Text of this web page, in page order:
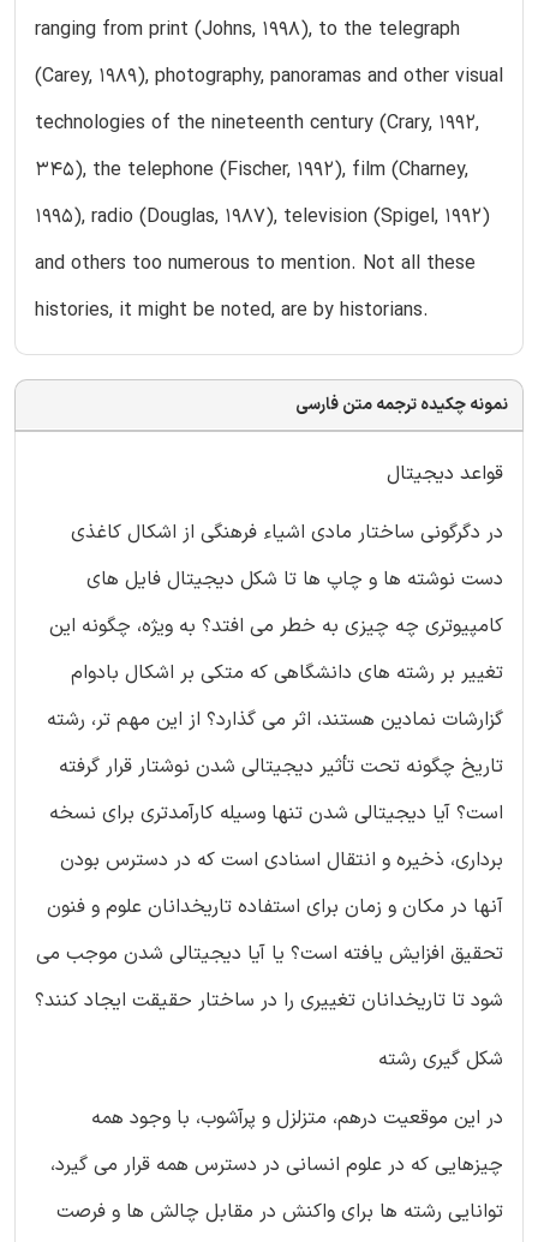
ranging from print (Johns, 1998), to the telegraph
(Carey, 1989), photography, panoramas and other visual
technologies of the nineteenth century (Crary, 1992,
345), the telephone (Fischer, 1992), film (Charney,
1995), radio (Douglas, 1987), television (Spigel, 1992)
and others too numerous to mention. Not all these
histories, it might be noted, are by historians.
نمونه چکیده ترجمه متن فارسی
قواعد دیجیتال
در دگرگونی ساختار مادی اشیاء فرهنگی از اشکال کاغذی
دست نوشته ها و چاپ ها تا شکل دیجیتال فایل های
کامپیوتری چه چیزی به خطر می افتد؟ به ویژه، چگونه این
تغییر بر رشته های دانشگاهی که متکی بر اشکال بادوام
گزارشات نمادین هستند، اثر می گذارد؟ از این مهم تر، رشته
تاریخ چگونه تحت تأثیر دیجیتالی شدن نوشتار قرار گرفته
است؟ آیا دیجیتالی شدن تنها وسیله کارآمدتری برای نسخه
برداری، ذخیره و انتقال اسنادی است که در دسترس بودن
آنها در مکان و زمان برای استفاده تاریخدانان علوم و فنون
تحقیق افزایش یافته است؟ یا آیا دیجیتالی شدن موجب می
شود تا تاریخدانان تغییری را در ساختار حقیقت ایجاد کنند؟
شکل گیری رشته
در این موقعیت درهم، متزلزل و پرآشوب، با وجود همه
چیزهایی که در علوم انسانی در دسترس همه قرار می گیرد،
توانایی رشته ها برای واکنش در مقابل چالش ها و فرصت